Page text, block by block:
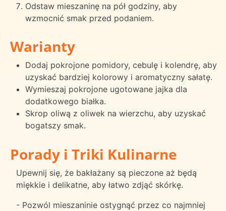
Odstaw mieszaninę na pół godziny, aby
wzmocnić smak przed podaniem.
Warianty
Dodaj pokrojone pomidory, cebulę i kolendrę, aby
uzyskać bardziej kolorowy i aromatyczny sałatę.
Wymieszaj pokrojone ugotowane jajka dla
dodatkowego białka.
Skrop oliwą z oliwek na wierzchu, aby uzyskać
bogatszy smak.
Porady i Triki Kulinarne
Upewnij się, że bakłażany są pieczone aż będą
miękkie i delikatne, aby łatwo zdjąć skórkę.
- Pozwól mieszaninie ostygnąć przez co najmniej